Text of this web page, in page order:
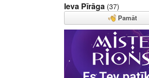
Ieva Pīrāga (37)
Pamāt